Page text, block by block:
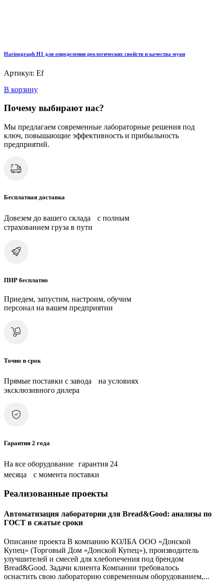
Harinograph Н1 для определения реологических свойств и качества муки
Артикул: Ef
В корзину
Почему выбирают нас?
Мы предлагаем современные лабораторные решения под
ключ, повышающие эффективность и прибыльность
предприятий.
Бесплатная доставка
Довезем до вашего склада с полным
страхованием груза в пути
ПНР бесплатно
Приедем, запустим, настроим, обучим
персонал на вашем предприятии
Точно в срок
Прямые поставки с завода на условиях
эксклюзивного дилера
Гарантия 2 года
На все оборудование гарантия 24
месяца с момента поставки
Реализованные проекты
Автоматизация лаборатории для Bread&Good: анализы по
ГОСТ в сжатые сроки
Описание проекта В компанию КОЛБА ООО «Донской
Купец» (Торговый Дом «Донской Купец»), производитель
улучшителей и смесей для хлебопечения под брендом
Bread&Good. Задачи клиента Компании требовалось
оснастить свою лабораторию современным оборудованием,...